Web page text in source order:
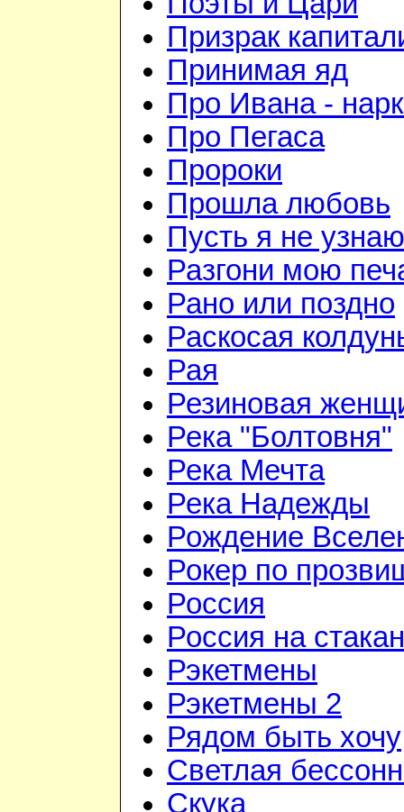
Призрак
Принимая яд
Про Ивана -
Про Пегаса
Пророки
Прошла любовь
Пусть я не узнаю
Разгони мою
Рано или поздно
Раскосая
Рая
Резиновая
Река "Болтовня"
Река Мечта
Река Надежды
Рождение
Рокер по
Россия
Россия на
Рэкетмены
Рэкетмены 2
Рядом быть хочу
Светлая
Скука